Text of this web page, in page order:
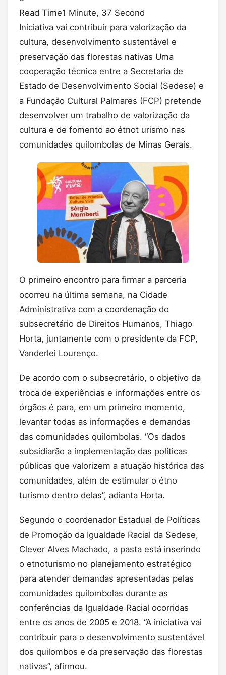
Read Time1 Minute, 37 Second
Iniciativa vai contribuir para valorização da
cultura, desenvolvimento sustentável e
preservação das florestas nativas Uma
cooperação técnica entre a Secretaria de
Estado de Desenvolvimento Social (Sedese) e
a Fundação Cultural Palmares (FCP) pretende
desenvolver um trabalho de valorização da
cultura e de fomento ao étnot urismo nas
comunidades quilombolas de Minas Gerais.
O primeiro encontro para firmar a parceria
ocorreu na última semana, na Cidade
Administrativa com a coordenação do
subsecretário de Direitos Humanos, Thiago
Horta, juntamente com o presidente da FCP,
Vanderlei Lourenço.
De acordo com o subsecretário, o objetivo da
troca de experiências e informações entre os
órgãos é para, em um primeiro momento,
levantar todas as informações e demandas
das comunidades quilombolas. “Os dados
subsidiarão a implementação das políticas
públicas que valorizem a atuação histórica das
comunidades, além de estimular o étno
turismo dentro delas”, adianta Horta.
Segundo o coordenador Estadual de Políticas
de Promoção da Igualdade Racial da Sedese,
Clever Alves Machado, a pasta está inserindo
o etnoturismo no planejamento estratégico
para atender demandas apresentadas pelas
comunidades quilombolas durante as
conferências da Igualdade Racial ocorridas
entre os anos de 2005 e 2018. “A iniciativa vai
contribuir para o desenvolvimento sustentável
dos quilombos e da preservação das florestas
nativas”, afirmou.